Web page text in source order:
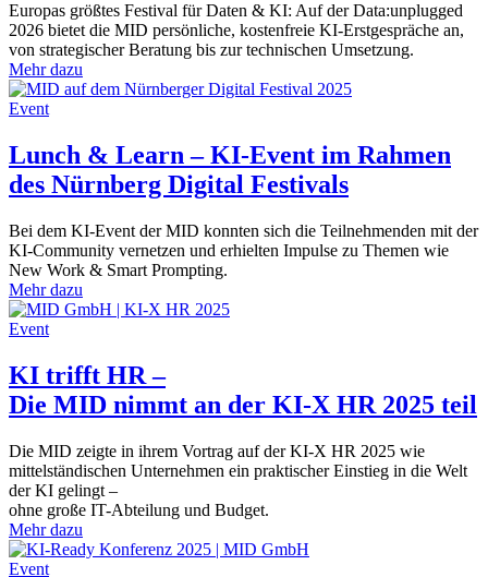
Europas größtes Festival für Daten & KI: Auf der Data:unplugged
2026 bietet die MID persönliche, kostenfreie KI-Erstgespräche an,
von strategischer Beratung bis zur technischen Umsetzung.
Mehr dazu
Event
Lunch & Learn – KI-Event im Rahmen
des Nürnberg Digital Festivals
Bei dem KI-Event der MID konnten sich die Teilnehmenden mit der
KI-Community vernetzen und erhielten Impulse zu Themen wie
New Work & Smart Prompting.
Mehr dazu
Event
KI trifft HR –
Die MID nimmt an der KI-X HR 2025 teil
Die MID zeigte in ihrem Vortrag auf der KI-X HR 2025 wie
mittelständischen Unternehmen ein praktischer Einstieg in die Welt
der KI gelingt –
ohne große IT-Abteilung und Budget.
Mehr dazu
Event